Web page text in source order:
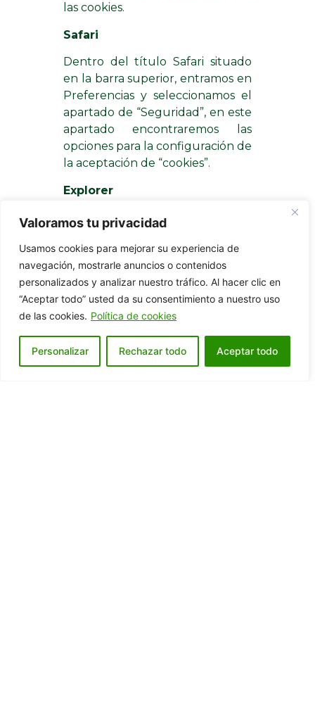
Valoramos tu privacidad
Usamos cookies para mejorar su experiencia de
navegación, mostrarle anuncios o contenidos
personalizados y analizar nuestro tráfico. Al hacer clic en
“Aceptar todo” usted da su consentimiento a nuestro uso
de las cookies. Política de cookies
Personalizar Rechazar todo Aceptar todo
las cookies.
Safari
Dentro del título Safari situado
en la barra superior, entramos en
Preferencias y seleccionamos el
apartado de “Seguridad”, en este
apartado encontraremos las
opciones para la configuración de
la aceptación de “cookies”.
Explorer
Dentro del explorador hemos de
dirigirnos a la opción de
“herramientas”, una vez allí,
encontraremos las “opciones de
Internet” y en esta mismas nos
tenemos que dirigir a la pestaña
de “Privacidad”, aquí podremos
configurar el grado de privacidad
que deseemos en nuestra
navegación por Internet.